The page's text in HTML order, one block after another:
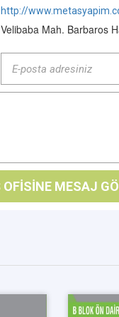
http://
Velibaba Mah. Barbaros